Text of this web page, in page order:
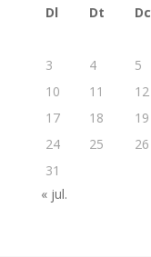
Dl Dt Dc
3
4 5
10
11 12
17
18 19
24
25 26
31
« jul.